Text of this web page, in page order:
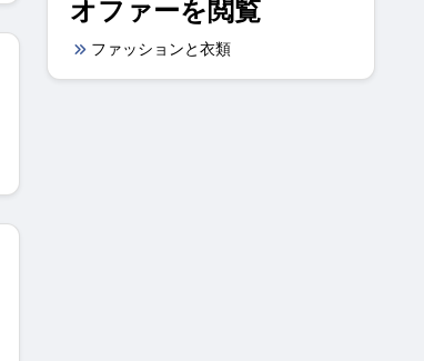
オファーを閲覧
ファッションと衣類